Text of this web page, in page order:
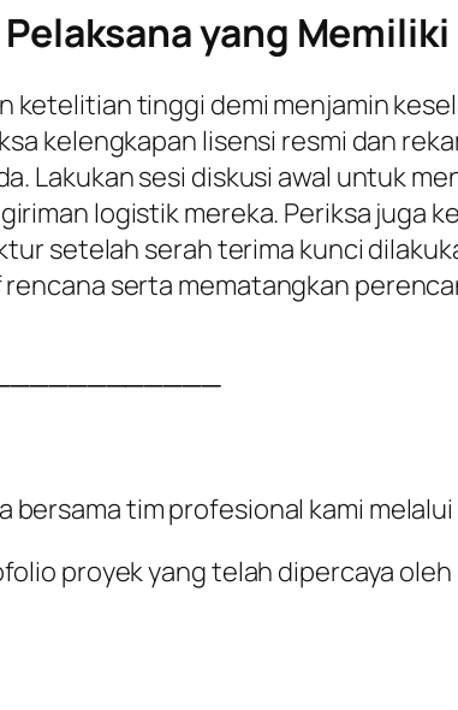
yang
ketelitian tinggi demi menjamin
kelengkapan lisensi resmi dan
Lakukan sesi diskusi awal untuk
logistik mereka. Periksa juga
setelah serah terima kunci
serta mematangkan
tim profesional kami
proyek yang telah dipercaya